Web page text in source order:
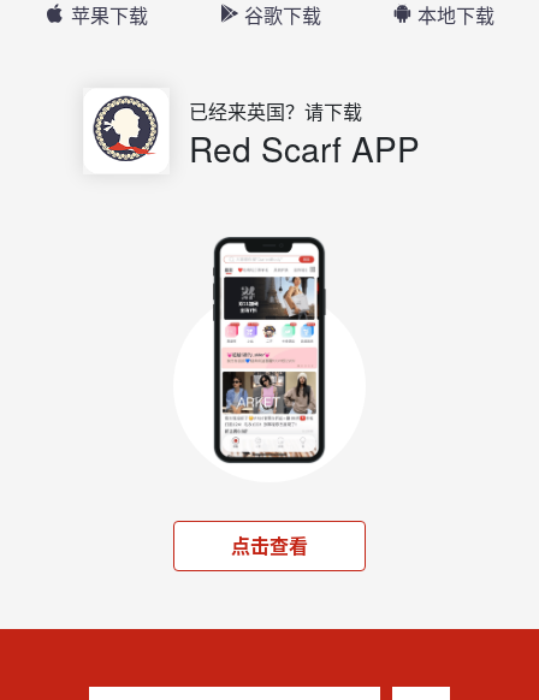
苹果下载 谷歌下载 本地下载
已经来英国？请下载
Red Scarf APP
点击查看